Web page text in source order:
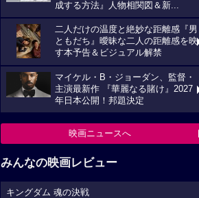
成する方法』人物相関図＆新...
二人だけの温度と絶妙な距離感『男
ともだち』曖昧な二人の距離感を映
す本予告＆ビジュアル解禁
マイケル・B・ジョーダン、監督・
主演最新作 『華麗なる賭け』2027
年日本公開！邦題決定
映画ニュースへ
みんなの映画レビュー
キングダム 魂の決戦